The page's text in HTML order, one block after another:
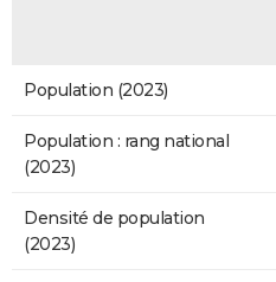
Population (2023)
Population : rang national
(2023)
Densité de population
(2023)